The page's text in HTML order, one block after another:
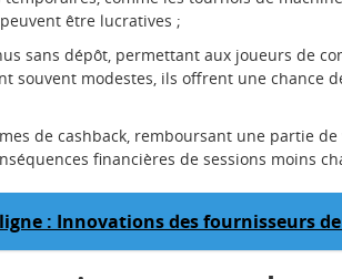
être lucratives ;
sans dépôt, permettant aux joueurs de
souvent modestes, ils offrent une chance
de cashback, remboursant une partie
financières de sessions moins
: Innovations des fournisseurs